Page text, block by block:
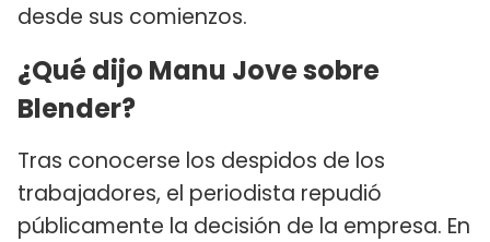
desde sus comienzos.
¿Qué dijo Manu Jove sobre
Blender?
Tras conocerse los despidos de los
trabajadores, el periodista repudió
públicamente la decisión de la empresa. En